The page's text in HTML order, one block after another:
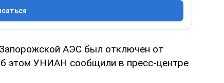
АЭС был отключен от
этом УНИАН сообщили в пресс-центре